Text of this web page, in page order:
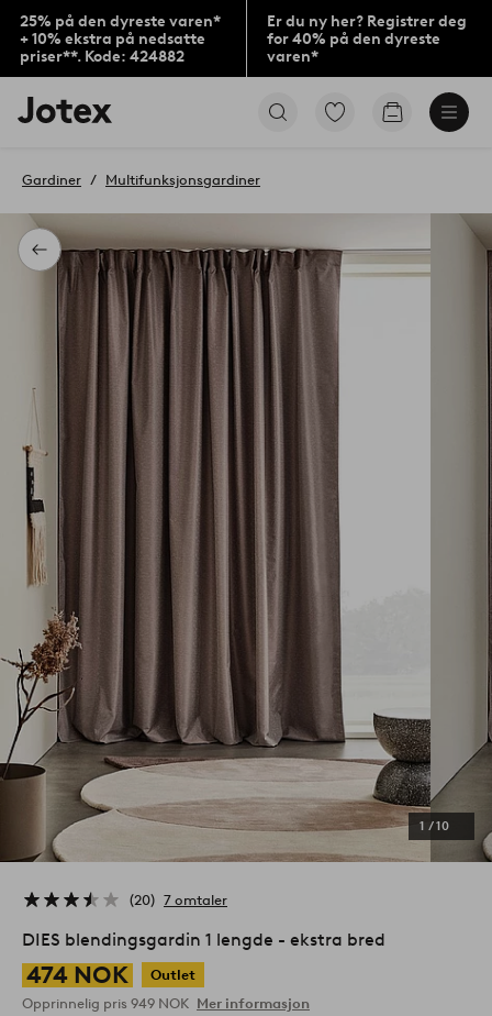
25% på den dyreste varen*
+ 10% ekstra på nedsatte
priser**. Kode: 424882
Er du ny her? Registrer deg
for 40% på den dyreste
varen*
Jotex’
logo
til
Gå
Gå
Tilbake
Gardiner Multifunksjonsgardiner
1 /10
20 7 omtaler
DIES blendingsgardin 1 lengde - ekstra bred
474 NOK
Outlet
Opprinnelig pris 949 NOK Mer informasjon